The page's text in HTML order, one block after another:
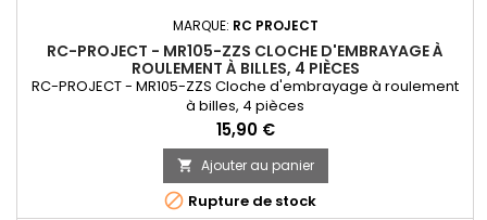
MARQUE: RC PROJECT
RC-PROJECT - MR105-ZZS CLOCHE D'EMBRAYAGE À
ROULEMENT À BILLES, 4 PIÈCES
RC-PROJECT - MR105-ZZS Cloche d'embrayage à roulement
à billes, 4 pièces
Prix
15,90 €
 Ajouter au panier
 Rupture de stock